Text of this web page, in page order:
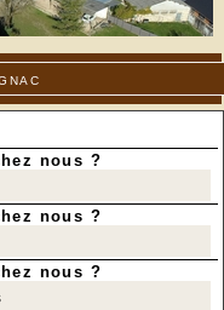
nous ?
nous ?
nous ?